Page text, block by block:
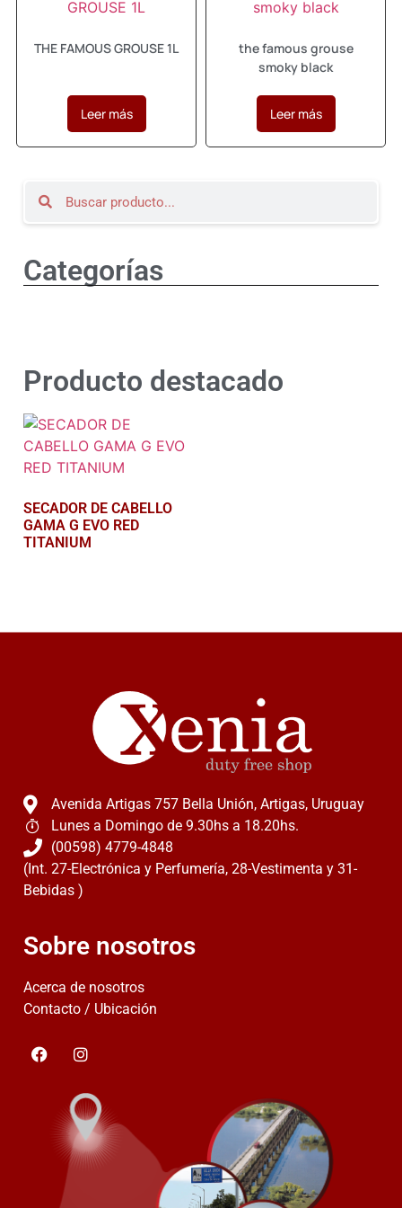
Categorías
Producto destacado
SECADOR DE CABELLO
GAMA G EVO RED
TITANIUM
THE FAMOUS GROUSE 1L
Leer más
the famous grouse
smoky black
Leer más
Avenida Artigas 757 Bella Unión, Artigas, Uruguay
Lunes a Domingo de 9.30hs a 18.20hs.
(00598) 4779-4848
(Int. 27-Electrónica y Perfumería, 28-Vestimenta y 31-
Bebidas )
Sobre nosotros
Acerca de nosotros
Contacto / Ubicación